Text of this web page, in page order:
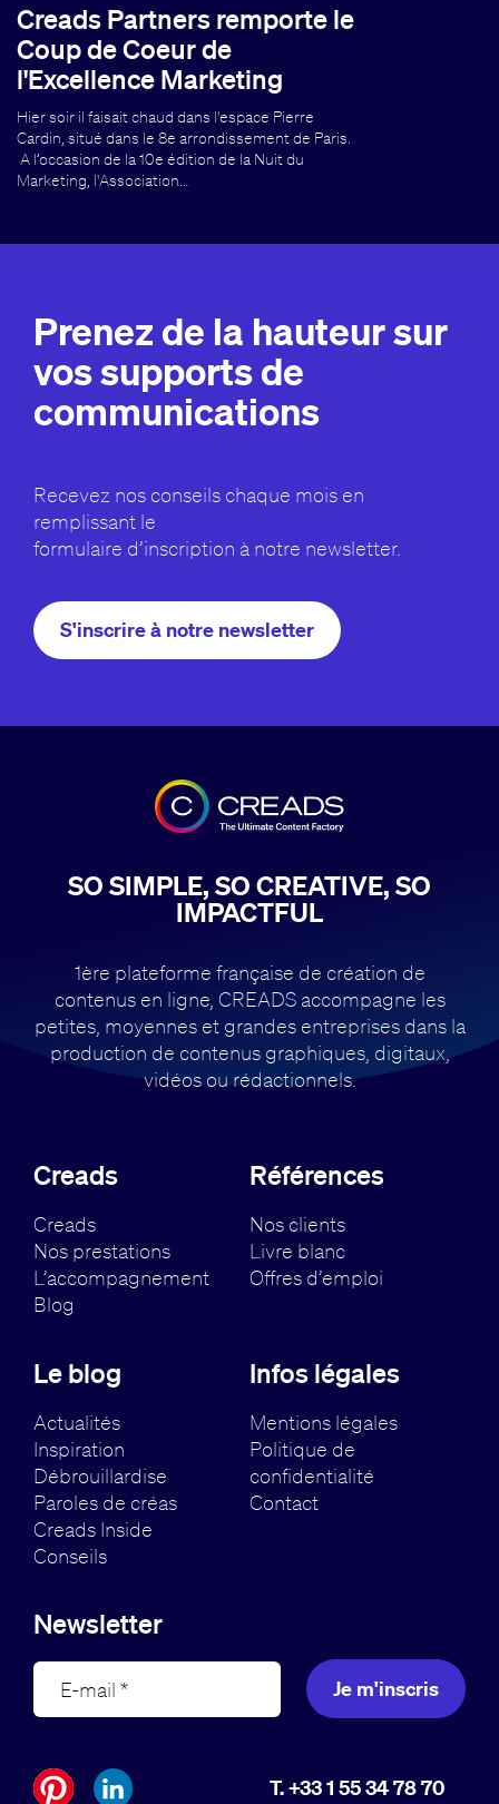
Creads Partners remporte le
Coup de Coeur de
l'Excellence Marketing
Hier soir il faisait chaud dans l'espace Pierre
Cardin, situé dans le 8e arrondissement de Paris.
A l’occasion de la 10e édition de la Nuit du
Marketing, l'Association…
Prenez de la hauteur sur
vos supports de
communications
Recevez nos conseils chaque mois en
remplissant le
formulaire d’inscription à notre newsletter.
S'inscrire à notre newsletter
SO SIMPLE, SO CREATIVE, SO
IMPACTFUL
1ère plateforme française de création de
contenus en ligne, CREADS accompagne les
petites, moyennes et grandes entreprises dans la
production de contenus graphiques, digitaux,
vidéos ou rédactionnels.
Creads
Creads
Nos prestations
L’accompagnement
Blog
Références
Nos clients
Livre blanc
Offres d’emploi
Le blog
Actualités
Inspiration
Débrouillardise
Paroles de créas
Creads Inside
Conseils
Infos légales
Mentions légales
Politique de
confidentialité
Contact
Newsletter
Je m'inscris
T. +33 1 55 34 78 70